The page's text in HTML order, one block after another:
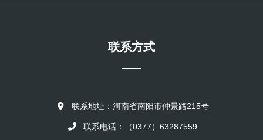
联系方式
——
联系地址：河南省南阳市仲景路215号
联系电话：（0377）63287559